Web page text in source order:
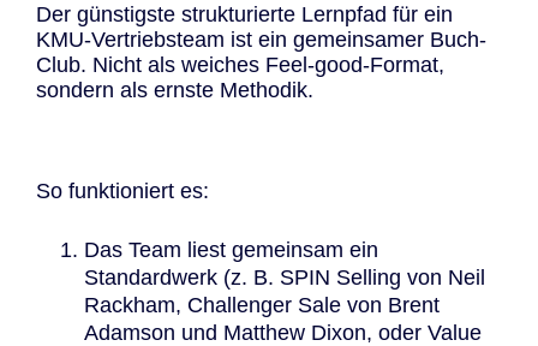
Der günstigste strukturierte Lernpfad für ein
KMU-Vertriebsteam ist ein gemeinsamer Buch-
Club. Nicht als weiches Feel-good-Format,
sondern als ernste Methodik.
So funktioniert es:
Das Team liest gemeinsam ein
Standardwerk (z. B. SPIN Selling von Neil
Rackham, Challenger Sale von Brent
Adamson und Matthew Dixon, oder Value